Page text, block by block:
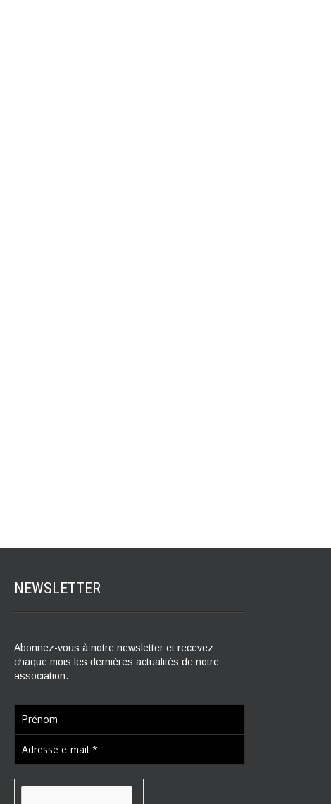
NEWSLETTER
Abonnez-vous à notre newsletter et recevez
chaque mois les dernières actualités de notre
association.